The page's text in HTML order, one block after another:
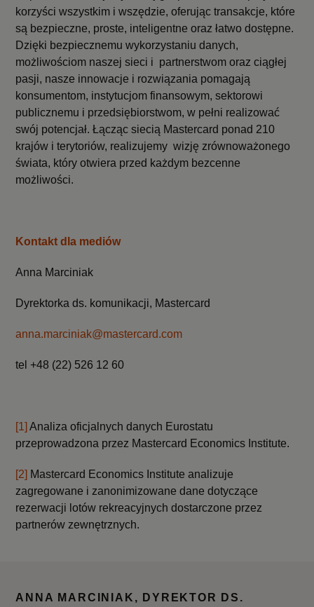
korzyści wszystkim i wszędzie, oferując transakcje, które
są bezpieczne, proste, inteligentne oraz łatwo dostępne.
Dzięki bezpiecznemu wykorzystaniu danych,
możliwościom naszej sieci i partnerstwom oraz ciągłej
pasji, nasze innowacje i rozwiązania pomagają
konsumentom, instytucjom finansowym, sektorowi
publicznemu i przedsiębiorstwom, w pełni realizować
swój potencjał. Łącząc siecią Mastercard ponad 210
krajów i terytoriów, realizujemy wizję zrównoważonego
świata, który otwiera przed każdym bezcenne
możliwości.
Kontakt dla mediów
Anna Marciniak
Dyrektorka ds. komunikacji, Mastercard
anna.marciniak@mastercard.com
tel +48 (22) 526 12 60
[1] Analiza oficjalnych danych Eurostatu
przeprowadzona przez Mastercard Economics Institute.
[2] Mastercard Economics Institute analizuje
zagregowane i zanonimizowane dane dotyczące
rezerwacji lotów rekreacyjnych dostarczone przez
partnerów zewnętrznych.
ANNA MARCINIAK, DYREKTOR DS.